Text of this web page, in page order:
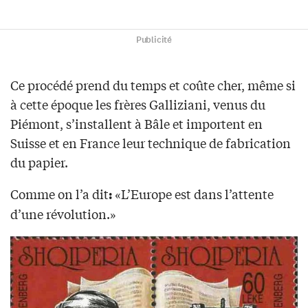
Publicité
Ce procédé prend du temps et coûte cher, même si
à cette époque les frères Galliziani, venus du
Piémont, s’installent à Bâle et importent en
Suisse et en France leur technique de fabrication
du papier.
Comme on l’a dit: «L’Europe est dans l’attente
d’une révolution.»